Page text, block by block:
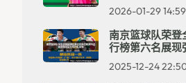
2026-01-29
南京篮球队荣登
行榜第六名展现
2025-12-24